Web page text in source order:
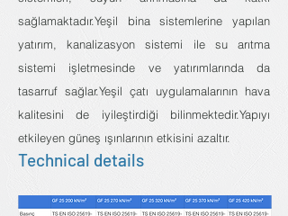
sağlamaktadır.Yeşil bina sistemlerine yapılan
yatırım, kanalizasyon sistemi ile su arıtma
sistemi işletmesinde ve yatırımlarında da
tasarruf sağlar.Yeşil çatı uygulamalarının hava
kalitesini de iyileştirdiği bilinmektedir.Yapıyı
etkileyen güneş ışınlarının etkisini azaltır.
Technical details